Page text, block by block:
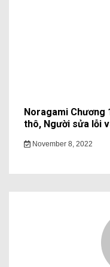
Noragami Chương
thô, Người sửa lỗi
November 8, 2022